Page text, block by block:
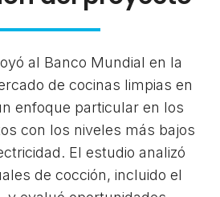
al Banco Mundial en la
de cocinas limpias en
enfoque particular en los
con los niveles más bajos
El estudio analizó
de cocción, incluido el